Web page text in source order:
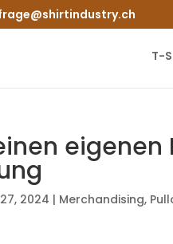
T-
eigenen
2024 | Merchandising,